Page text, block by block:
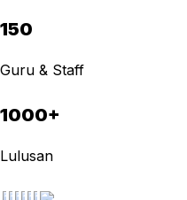
150
Guru & Staff
1000+
Lulusan